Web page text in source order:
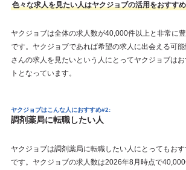
色々な求人を見たい人はヤクジョブの活用をおすすめ
ヤクジョブは全体の求人数が40,000件以上と非常に
です。ヤクジョブであれば希望の求人に出会える可能
さんの求人を見たいという人にとってヤクジョブは
トとなっています。
ヤクジョブはこんな人におすすめ#2:
調剤薬局に転職したい人
ヤクジョブは調剤薬局に転職したい人にとってもお
です。ヤクジョブの求人数は2026年8月時点で